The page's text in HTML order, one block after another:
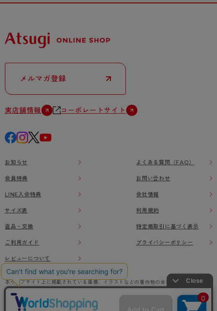
メルマガ登録
実店舗情報 コーポレートサイト
お知らせ
会員特典
LINE入会特典
サイズ表
返品・交換
ご利用ガイド
レビューについて
よくある質問（FAQ）
お問い合わせ
会社情報
利用規約
特定商取引に基づく表示
プライバシーポリシー
本ウェブサイト上に掲載されている画像、イラストなどの著作物の全部または一部をアツ